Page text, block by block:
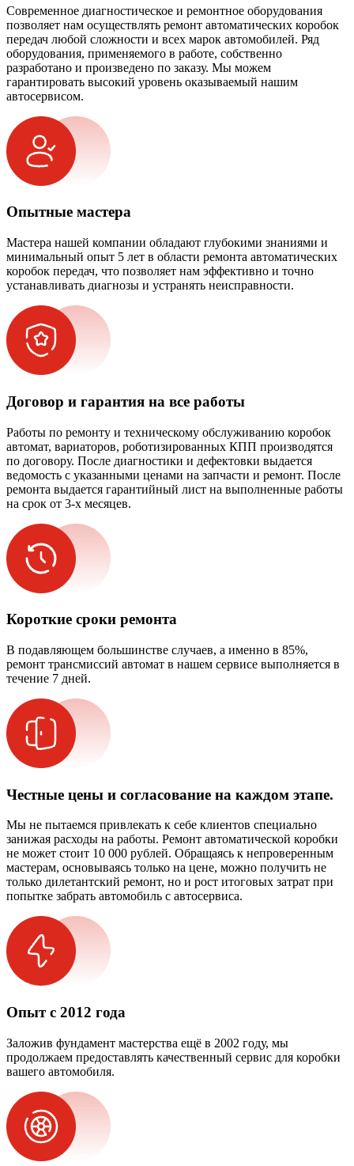
Современное диагностическое и ремонтное оборудования
позволяет нам осуществлять ремонт автоматических коробок
передач любой сложности и всех марок автомобилей. Ряд
оборудования, применяемого в работе, собственно
разработано и произведено по заказу. Мы можем
гарантировать высокий уровень оказываемый нашим
автосервисом.
Опытные мастера
Мастера нашей компании обладают глубокими знаниями и
минимальный опыт 5 лет в области ремонта автоматических
коробок передач, что позволяет нам эффективно и точно
устанавливать диагнозы и устранять неисправности.
Договор и гарантия на все работы
Работы по ремонту и техническому обслуживанию коробок
автомат, вариаторов, роботизированных КПП производятся
по договору. После диагностики и дефектовки выдается
ведомость с указанными ценами на запчасти и ремонт. После
ремонта выдается гарантийный лист на выполненные работы
на срок от 3-х месяцев.
Короткие сроки ремонта
В подавляющем большинстве случаев, а именно в 85%,
ремонт трансмиссий автомат в нашем сервисе выполняется в
течение 7 дней.
Честные цены и согласование на каждом этапе.
Мы не пытаемся привлекать к себе клиентов специально
занижая расходы на работы. Ремонт автоматической коробки
не может стоит 10 000 рублей. Обращаясь к непроверенным
мастерам, основываясь только на цене, можно получить не
только дилетантский ремонт, но и рост итоговых затрат при
попытке забрать автомобиль с автосервиса.
Опыт с 2012 года
Заложив фундамент мастерства ещё в 2002 году, мы
продолжаем предоставлять качественный сервис для коробки
вашего автомобиля.